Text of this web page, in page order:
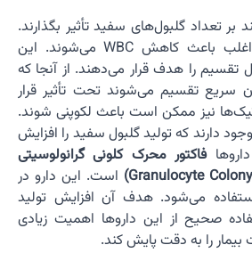
بر تعداد گلبول‌های سفید تأثیر بگذارند.
داروهای شیمی‌درمانی اغلب باعث کاهش WBC می‌شوند. این
تقسیم را هدف قرار می‌دهند. از آنجا که
سریع تقسیم می‌شوند تحت تأثیر قرار
نیز ممکن است باعث لکوپنی شوند.
دارند که تولید گلبول سفید را افزایش
فاکتور محرک کلونی گرانولوسیتی
است. این دارو در
می‌شود. هدف آن افزایش تولید
صحیح از این داروها اهمیت زیادی
را به دقت پایش کند.